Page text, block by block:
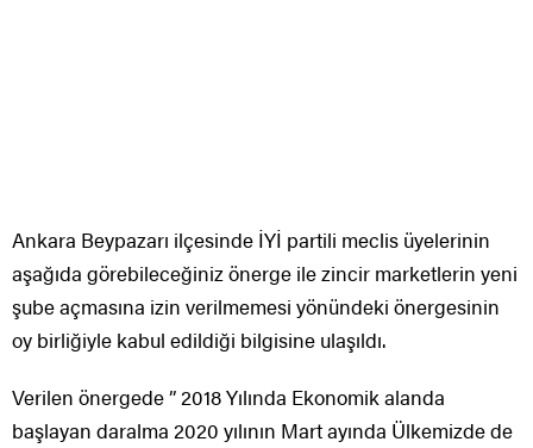
Ankara Beypazarı ilçesinde İYİ partili meclis üyelerinin
aşağıda görebileceğiniz önerge ile zincir marketlerin yeni
şube açmasına izin verilmemesi yönündeki önergesinin
oy birliğiyle kabul edildiği bilgisine ulaşıldı.
Verilen önergede ” 2018 Yılında Ekonomik alanda
başlayan daralma 2020 yılının Mart ayında Ülkemizde de